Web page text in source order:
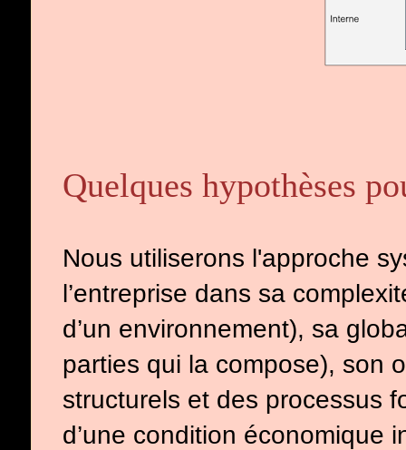
Quelques hypothèses
Nous utiliserons l'approche
l’entreprise dans sa
d’un environnement), sa
parties qui la compose), son
structurels et des processus
d’une condition économique